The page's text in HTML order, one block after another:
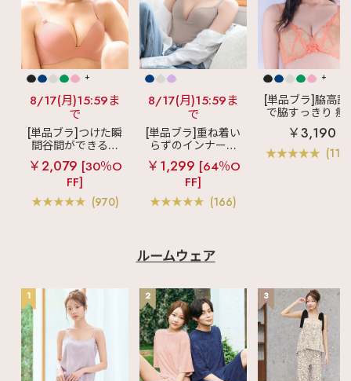
+
8/17(月)15:59ま
で
[単品ブラ]つけた瞬
間谷間ができるシ
ームレスブラ
超
盛ブラ(R) シームレ
ス 単品ブラジャー
￥2,079 [30％O
FF]
(970)
8/17(月)15:59ま
で
[単品ブラ]重ね着い
らずのインナーブ
ラ
リッチバスト
ブラトップ (ワイヤ
ー入り)
￥1,299 [64％O
FF]
(166)
+
[単品ブラ]脇高設
で脇すっきり 痩
見えブラ
カシ
クールレース脇
ブラ(R) 単品ブラ
ャー
￥3,190
ルームウェア
1 2 3